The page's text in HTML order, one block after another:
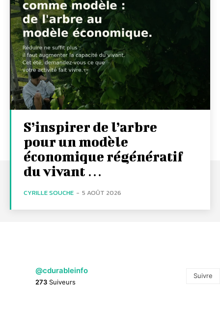
S’inspirer de l’arbre
pour un modèle
économique régénératif
du vivant …
CYRILLE SOUCHE - 5 AOÛT 2026
@cdurableinfo
273 Suiveurs
Suivre